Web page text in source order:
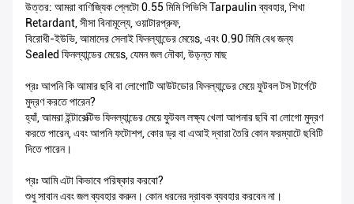
উত্তর: আমরা বাণিজ্যিক প্লেটো 0.55 মিমি পিভিসি Tarpaulin ব্যবহার, শিখা
Retardant, সীসা বিনামূল্যে, ওয়াটারপ্রুফ,
বিরোধী-ইউভি, আমাদের সেলাই ফিনল্যান্ডের মেয়েs, এবং 0.90 মিমি বেধ জন্য
Sealed ফিনল্যান্ডের মেয়েs, যেমন জল নৌকা, উড়ন্ত মাছ
প্রঃ আপনি কি আমার ছবি বা লোগোটি আউটডোর ফিনল্যান্ডের মেয়ে ফুটবল টস টার্গেটে
মুদ্রণ করতে পারেন?
হ্যাঁ, আমরা ইন্টারেক্টিভ ফিনল্যান্ডের মেয়ে ফুটবল লক্ষ্য খেলা আপনার ছবি বা লোগো মুদ্রণ
করতে পারেন, এবং আপনি ফটোশপ, কোর ড্র বা এআই দ্বারা তৈরি কোন ফরম্যাটে ছবিটি
দিতে পারেন।
প্রঃ আমি এটা কিভাবে পরিষ্কার করবো?
শুধু সাবান এবং জল ব্যবহার করুন। কোন ধরনের দ্রাবক ব্যবহার করবেন না।